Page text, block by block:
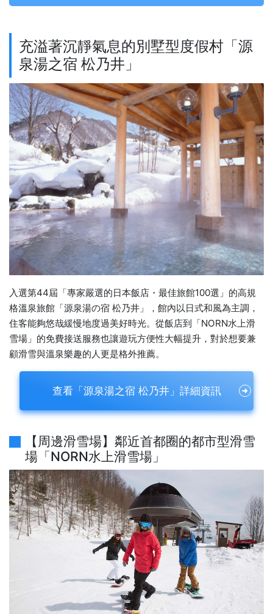
充溢著沉靜氣息的別墅型度假村「源
泉湯之宿 松乃井」
入選第44屆「專家嚴選的日本飯店・最佳旅館100選」的高規
格溫泉旅館「源泉湯の宿 松乃井」，館內以日式和風為主調，
住客能夠悠哉緩慢地度過美好時光。從飯店到「NORN水上滑
雪場」的免費接送服務也讓遊玩方便性大幅提升，對於想要兼
顧滑雪與溫泉樂趣的人更是格外推薦。
查看「源泉湯之宿 松乃井」詳細資訊
【周邊滑雪場】鄰近首都圈的都市型滑雪
場「NORN水上滑雪場」